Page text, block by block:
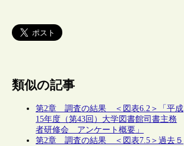
類似の記事
第2章 調査の結果 ＜図表6.2＞「平成
15年度（第43回）大学図書館司書主務
者研修会 アンケート概要」
第2章 調査の結果 ＜図表7.5＞過去５